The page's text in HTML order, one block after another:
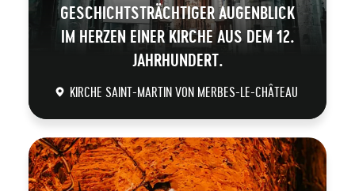
GESCHICHTSTRÄCHTIGER AUGENBLICK
IM HERZEN EINER KIRCHE AUS DEM 12.
JAHRHUNDERT.
KIRCHE SAINT-MARTIN VON MERBES-LE-CHÂTEAU